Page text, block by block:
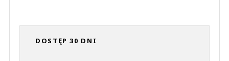
DOSTĘP 30 DNI